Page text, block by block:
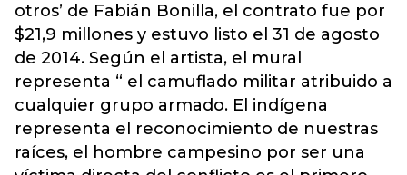
otros’ de Fabián Bonilla, el contrato fue por
$21,9 millones y estuvo listo el 31 de agosto
de 2014. Según el artista, el mural
representa “ el camuflado militar atribuido a
cualquier grupo armado. El indígena
representa el reconocimiento de nuestras
raíces, el hombre campesino por ser una